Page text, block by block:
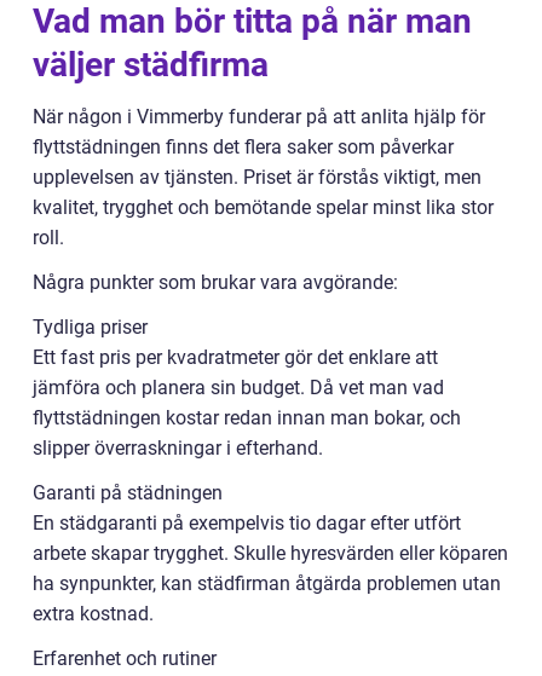
Vad man bör titta på när man
väljer städfirma
När någon i Vimmerby funderar på att anlita hjälp för
flyttstädningen finns det flera saker som påverkar
upplevelsen av tjänsten. Priset är förstås viktigt, men
kvalitet, trygghet och bemötande spelar minst lika stor
roll.
Några punkter som brukar vara avgörande:
Tydliga priser
Ett fast pris per kvadratmeter gör det enklare att
jämföra och planera sin budget. Då vet man vad
flyttstädningen kostar redan innan man bokar, och
slipper överraskningar i efterhand.
Garanti på städningen
En städgaranti på exempelvis tio dagar efter utfört
arbete skapar trygghet. Skulle hyresvärden eller köparen
ha synpunkter, kan städfirman åtgärda problemen utan
extra kostnad.
Erfarenhet och rutiner